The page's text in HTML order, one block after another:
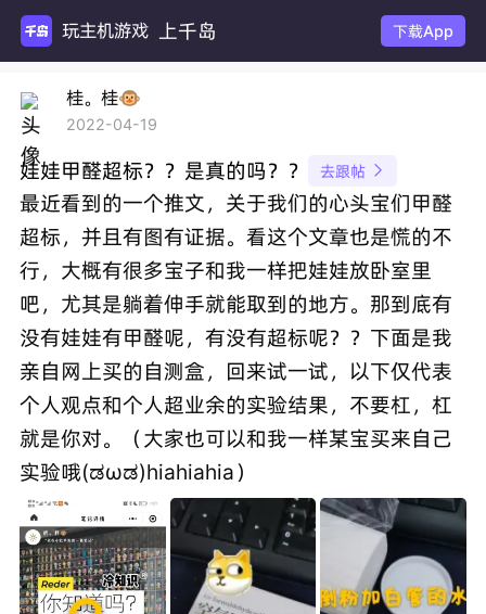
玩主机游戏 上千岛 下载App
桂。桂🐵
2022-04-19
娃娃甲醛超标？？是真的吗？？ 去跟帖 
最近看到的一个推文，关于我们的心头宝们甲醛
超标，并且有图有证据。看这个文章也是慌的不
行，大概有很多宝子和我一样把娃娃放卧室里
吧，尤其是躺着伸手就能取到的地方。那到底有
没有娃娃有甲醛呢，有没有超标呢？？下面是我
亲自网上买的自测盒，回来试一试，以下仅代表
个人观点和个人超业余的实验结果，不要杠，杠
就是你对。（大家也可以和我一样某宝买来自己
实验哦(ಡωಡ)hiahiahia）